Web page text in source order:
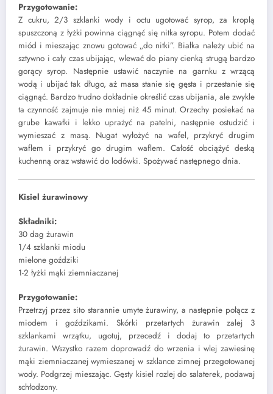
Przygotowanie:
Z cukru, 2/3 szklanki wody i octu ugotować syrop, za kroplą
spuszczoną z łyżki powinna ciągnąć się nitka syropu. Potem dodać
miód i mieszając znowu gotować „do nitki”. Białka należy ubić na
sztywno i cały czas ubijając, wlewać do piany cienką strugą bardzo
gorący syrop. Następnie ustawić naczynie na garnku z wrzącą
wodą i ubijać tak długo, aż masa stanie się gęsta i przestanie się
ciągnąć. Bardzo trudno dokładnie określić czas ubijania, ale zwykle
ta czynność zajmuje nie mniej niż 45 minut. Orzechy posiekać na
grube kawałki i lekko uprażyć na patelni, następnie ostudzić i
wymieszać z masą. Nugat wyłożyć na wafel, przykryć drugim
waflem i przykryć go drugim waflem. Całość obciążyć deską
kuchenną oraz wstawić do lodówki. Spożywać następnego dnia.
Kisiel żurawinowy
Składniki:
30 dag żurawin
1/4 szklanki miodu
mielone goździki
1-2 łyżki mąki ziemniaczanej
Przygotowanie:
Przetrzyj przez sito starannie umyte żurawiny, a następnie połącz z
miodem i goździkami. Skórki przetartych żurawin zalej 3
szklankami wrzątku, ugotuj, przecedź i dodaj to przetartych
żurawin. Wszystko razem doprowadź do wrzenia i wlej zawiesinę
mąki ziemniaczanej wymieszanej w szklance zimnej przegotowanej
wody. Podgrzej mieszając. Gęsty kisiel rozlej do salaterek, podawaj
schłodzony.